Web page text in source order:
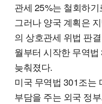
관세 25%는 철회하기
그러나 양국 계획은
의 상호관세 위법 판
월부터 시작한 무역
늦춰졌다.
미국 무역법 301조는
부담을 주는 외국 정